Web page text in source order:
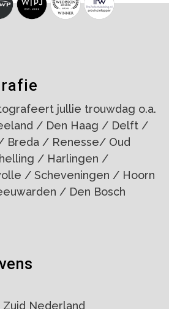
jullie trouwdag o.a.
/ Den Haag / Delft /
Breda / Renesse/ Oud
/ Harlingen /
/ Scheveningen / Hoorn
/ Den Bosch
Nederland